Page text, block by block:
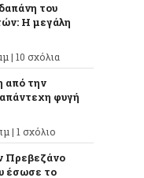
του
Η μεγάλη
| 10 σχόλια
από την
φυγή
| 1 σχόλιο
Πρεβεζάνο
έσωσε το